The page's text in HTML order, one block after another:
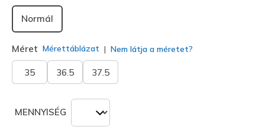
Normál
Méret Mérettáblázat Nem látja a méretet?
35 36.5 37.5
MENNYISÉG